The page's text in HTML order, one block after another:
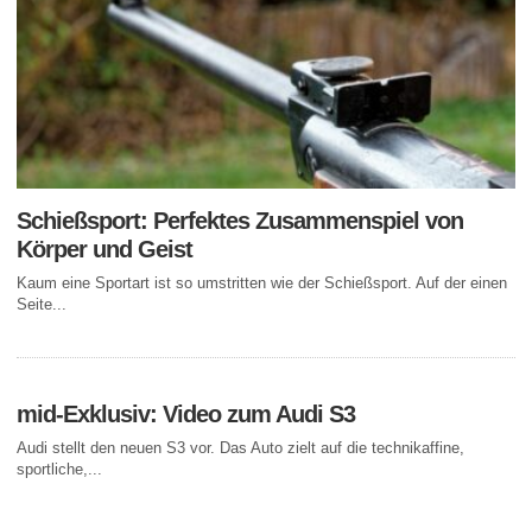
Schießsport: Perfektes Zusammenspiel von
Körper und Geist
Kaum eine Sportart ist so umstritten wie der Schießsport. Auf der einen
Seite...
mid-Exklusiv: Video zum Audi S3
Audi stellt den neuen S3 vor. Das Auto zielt auf die technikaffine,
sportliche,...